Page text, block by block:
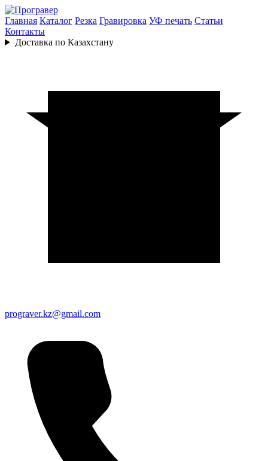
Главная Каталог Резка Гравировка УФ печать Статьи
Контакты
Доставка по Казахстану
prograver.kz@gmail.com